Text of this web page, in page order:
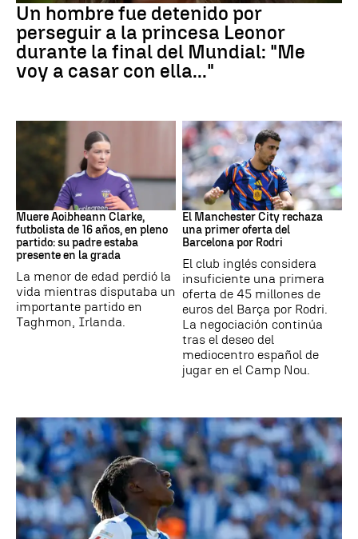
Un hombre fue detenido por
perseguir a la princesa Leonor
durante la final del Mundial: "Me
voy a casar con ella..."
Muere Aoibheann Clarke,
futbolista de 16 años, en pleno
partido: su padre estaba
presente en la grada
La menor de edad perdió la
vida mientras disputaba un
importante partido en
Taghmon, Irlanda.
Fútbol
El Manchester City rechaza
una primer oferta del
Barcelona por Rodri
El club inglés considera
insuficiente una primera
oferta de 45 millones de
euros del Barça por Rodri.
La negociación continúa
tras el deseo del
mediocentro español de
jugar en el Camp Nou.